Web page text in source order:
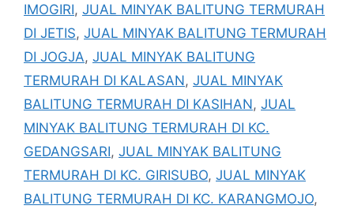
IMOGIRI, JUAL MINYAK BALITUNG TERMURAH
DI JETIS, JUAL MINYAK BALITUNG TERMURAH
DI JOGJA, JUAL MINYAK BALITUNG
TERMURAH DI KALASAN, JUAL MINYAK
BALITUNG TERMURAH DI KASIHAN, JUAL
MINYAK BALITUNG TERMURAH DI KC.
GEDANGSARI, JUAL MINYAK BALITUNG
TERMURAH DI KC. GIRISUBO, JUAL MINYAK
BALITUNG TERMURAH DI KC. KARANGMOJO,